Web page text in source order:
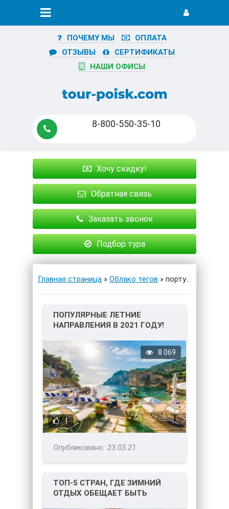
ПОЧЕМУ МЫ
ОПЛАТА
ОТЗЫВЫ
СЕРТИФИКАТЫ
НАШИ ОФИСЫ
8-800-550-35-10
Хочу скидку!
Обратная связь
Заказать звонок
Подбор тура
Главная страница » Облако тегов » португалия
ПОПУЛЯРНЫЕ ЛЕТНИЕ
НАПРАВЛЕНИЯ В 2021 ГОДУ!
1
8 069
23.03.21
ТОП-5 СТРАН, ГДЕ ЗИМНИЙ
ОТДЫХ ОБЕЩАЕТ БЫТЬ